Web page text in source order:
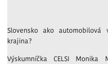
Slovensko ako automobilová
krajina?
Výskumníčka CELSI Monika